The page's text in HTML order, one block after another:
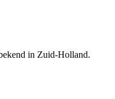
in Zuid-Holland.